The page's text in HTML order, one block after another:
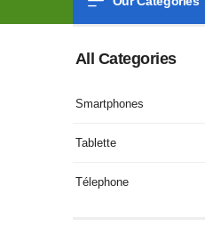
All Categories
Smartphones
Tablette
Télephone